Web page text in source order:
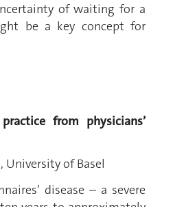
of waiting for a
be a key concept for
from physicians’
University of Basel
disease – a severe